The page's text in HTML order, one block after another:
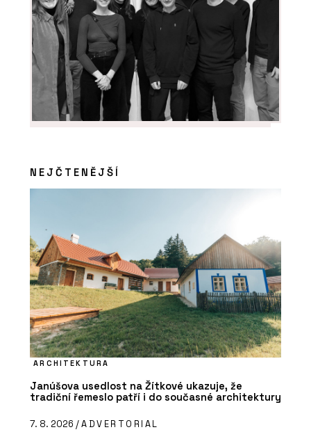
NEJČTENĚJŠÍ
ARCHITEKTURA
Janúšova usedlost na Žítkové ukazuje, že
tradiční řemeslo patří i do současné architektury
7. 8. 2026 /ADVERTORIAL